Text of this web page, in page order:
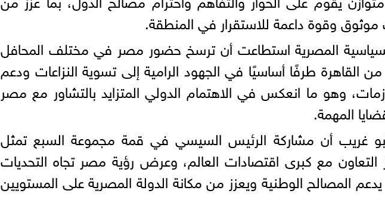
وقوة داعمة للاستقرار في المنطقة.
السياسية المصرية استطاعت أن ترسخ حضور مصر في مختلف المحافل
القاهرة طرفًا أساسيًا في الجهود الرامية إلى تسوية النزاعات ودعم
وهو ما انعكس في الاهتمام الدولي المتزايد بالتشاور مع مصر
المهمة.
أبو غريب أن مشاركة الرئيس السيسي في قمة مجموعة السبع تمثل
مع كبرى اقتصادات العالم، وعرض رؤية مصر تجاه التحديات
يدعم المصالح الوطنية ويعزز من مكانة الدولة المصرية على المستويين